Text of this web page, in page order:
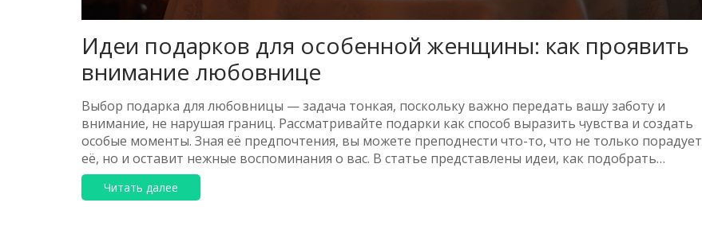
Идеи подарков для особенной женщины: как проявить
внимание любовнице
Выбор подарка для любовницы — задача тонкая, поскольку важно передать вашу заботу и
внимание, не нарушая границ. Рассматривайте подарки как способ выразить чувства и создать
особые моменты. Зная её предпочтения, вы можете преподнести что-то, что не только порадует
её, но и оставит нежные воспоминания о вас. В статье представлены идеи, как подобрать
идеальный подарок, который станет символом вашего внимания и заботы.
Читать далее